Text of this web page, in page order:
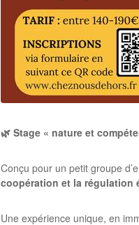
🌿 Stage « nature et
Conçu pour un petit groupe
coopération et la régulation
Une expérience unique, en